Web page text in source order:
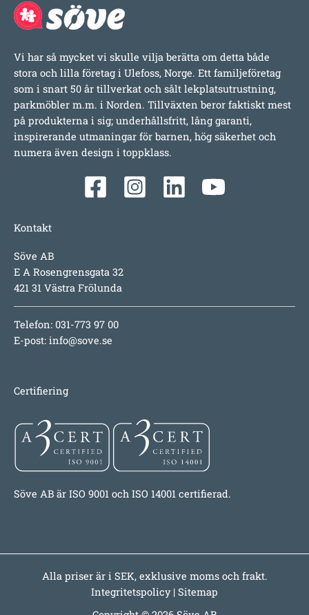
Vi har så mycket vi skulle vilja berätta om detta både
stora och lilla företag i Ulefoss, Norge. Ett familjeföretag
som i snart 50 år tillverkat och sålt lekplatsutrustning,
parkmöbler m.m. i Norden. Tillväxten beror faktiskt mest
på produkterna i sig; underhållsfritt, lång garanti,
inspirerande utmaningar för barnen, hög säkerhet och
numera även design i toppklass.
Kontakt
Söve AB
E A Rosengrensgata 32
421 31 Västra Frölunda
Telefon: 031-773 97 00
E-post: info@sove.se
Certifiering
Söve AB är ISO 9001 och ISO 14001 certifierad.
Alla priser är i SEK, exklusive moms och frakt.
Integritetspolicy| Sitemap